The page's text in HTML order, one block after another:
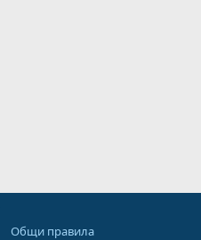
Общи правила